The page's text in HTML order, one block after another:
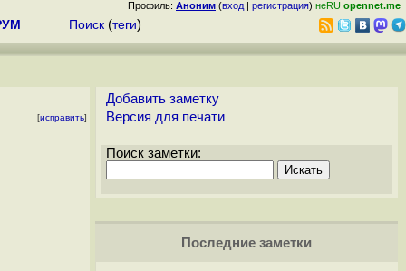
Профиль: Аноним (вход | регистрация) неRU opennet.me
Поиск (теги)
[исправить]
Добавить заметку
Версия для печати
Поиск заметки:
Последние заметки